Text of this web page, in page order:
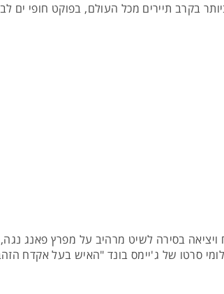
בקרב תיירים מכל העולם, בפוקט חופי ים
בסירה לשיט מרהיב על מפרץ פאנג נגה,
סרטו של ג'יימס בונד "האיש בעל אקדח